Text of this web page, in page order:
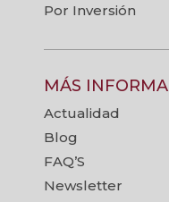
Por Inversión
MÁS
Actualidad
Blog
FAQ’S
Newsletter